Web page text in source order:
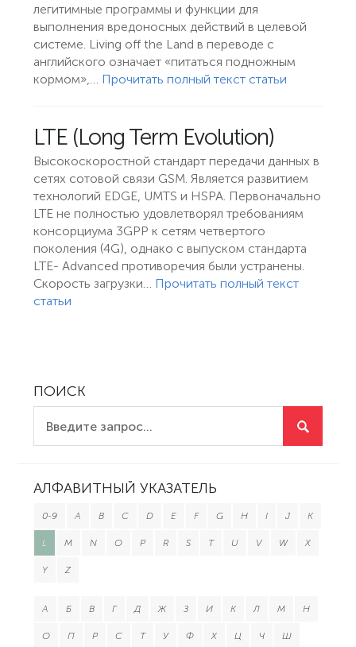
легитимные программы и функции для
выполнения вредоносных действий в целевой
системе. Living off the Land в переводе с
английского означает «питаться подножным
кормом»,… Прочитать полный текст статьи
LTE (Long Term Evolution)
Высокоскоростной стандарт передачи данных в
сетях сотовой связи GSM. Является развитием
технологий EDGE, UMTS и HSPA. Первоначально
LTE не полностью удовлетворял требованиям
консорциума 3GPP к сетям четвертого
поколения (4G), однако с выпуском стандарта
LTE- Advanced противоречия были устранены.
Скорость загрузки… Прочитать полный текст
статьи
ПОИСК
АЛФАВИТНЫЙ УКАЗАТЕЛЬ
0-9 A B C D E F G H I J K
L M N O P R S T U V W X
Y Z
А Б В Г Д Ж З И К Л М Н
О П Р С Т У Ф Х Ц Ч Ш